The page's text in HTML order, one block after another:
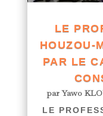
LE
HOUZOU-
PAR LE
parYawo
LE